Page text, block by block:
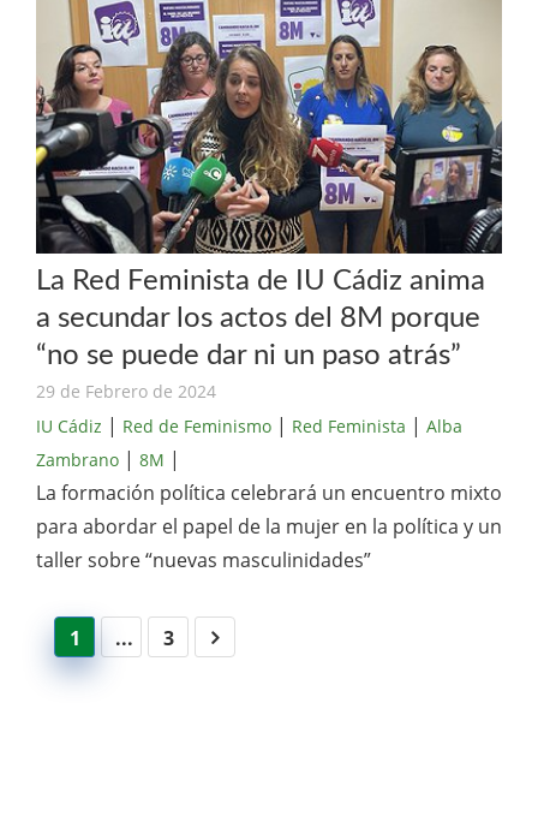
La Red Feminista de IU Cádiz anima
a secundar los actos del 8M porque
“no se puede dar ni un paso atrás”
29 de Febrero de 2024
IU Cádiz | Red de Feminismo | Red Feminista | Alba
Zambrano | 8M |
La formación política celebrará un encuentro mixto
para abordar el papel de la mujer en la política y un
taller sobre “nuevas masculinidades”
1 ... 3